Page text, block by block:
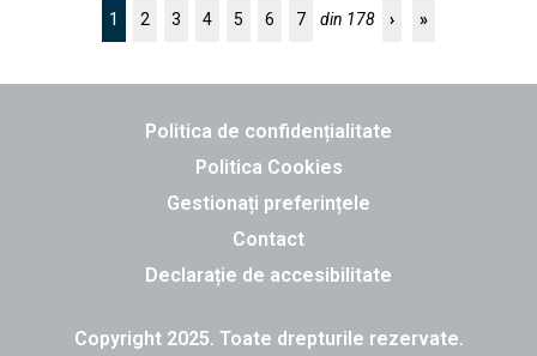
1 2 3 4 5 6 7 din 178 › »
Politica de confidențialitate
Politica Cookies
Gestionați preferințele
Contact
Declarație de accesibilitate
Copyright 2025. Toate drepturile rezervate.